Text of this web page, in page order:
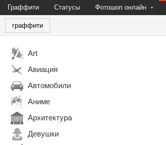
Граффити Статусы Фотошоп онлайн
граффити
Art
Авиация
Автомобили
Аниме
Архитектура
Девушки